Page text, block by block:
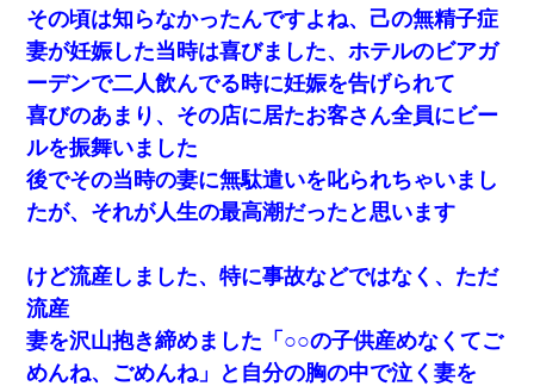
その頃は知らなかったんですよね、己の無精子症
妻が妊娠した当時は喜びました、ホテルのビアガ
ーデンで二人飲んでる時に妊娠を告げられて
喜びのあまり、その店に居たお客さん全員にビー
ルを振舞いました
後でその当時の妻に無駄遣いを叱られちゃいまし
たが、それが人生の最高潮だったと思います
けど流産しました、特に事故などではなく、ただ
流産
妻を沢山抱き締めました「○○の子供産めなくてご
めんね、ごめんね」と自分の胸の中で泣く妻を